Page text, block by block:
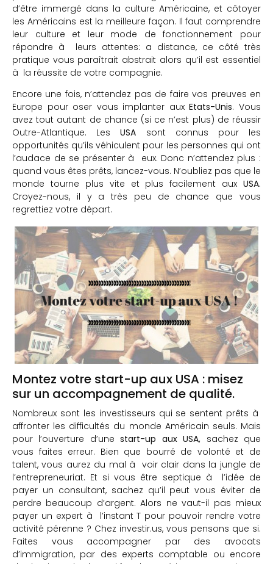
d’être immergé dans la culture Américaine, et côtoyer
les Américains est la meilleure façon. Il faut comprendre
leur culture et leur mode de fonctionnement pour
répondre à leurs attentes: a distance, ce côté très
pratique vous paraîtrait abstrait alors qu’il est essentiel
à la réussite de votre compagnie.
Encore une fois, n’attendez pas de faire vos preuves en
Europe pour oser vous implanter auxEtats-Unis. Vous
avez tout autant de chance (si ce n’est plus) de réussir
Outre-Atlantique. LesUSA sont connus pour les
opportunités qu’ils véhiculent pour les personnes qui ont
l’audace de se présenter à eux. Donc n’attendez plus :
quand vous êtes prêts, lancez-vous. N’oubliez pas que le
monde tourne plus vite et plus facilement aux USA.
Croyez-nous, il y a très peu de chance que vous
regrettiez votre départ.
Montez votre start-up aux USA : misez
sur un accompagnement de qualité.
Nombreux sont les investisseurs qui se sentent prêts à
affronter les difficultés du monde Américain seuls. Mais
pour l’ouverture d’unestart-up aux USA, sachez que
vous faites erreur. Bien que bourré de volonté et de
talent, vous aurez du mal à voir clair dans la jungle de
l’entrepreneuriat. Et si vous être septique à l’idée de
payer un consultant, sachez qu’il peut vous éviter de
perdre beaucoup d’argent. Alors ne vaut-il pas mieux
payer un expert à l’instant T pour pouvoir rendre votre
activité pérenne ? Chez investir.us, vous pensons que si.
Faites vous accompagner par des avocats
d’immigration, par des experts comptable ou encore